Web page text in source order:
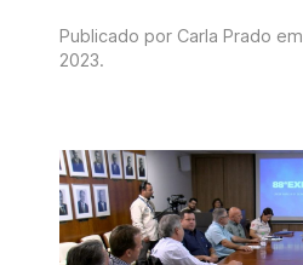
Publicado por Carla Prado em
2023.